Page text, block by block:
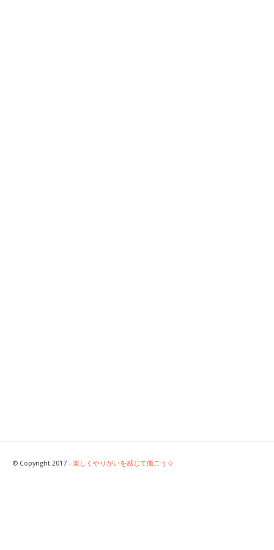
© Copyright 2017 - 楽しくやりがいを感じて働こう☆